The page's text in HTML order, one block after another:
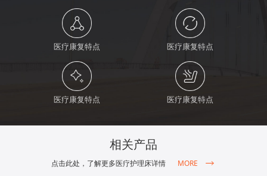
医疗康复特点 医疗康复特点
医疗康复特点 医疗康复特点
相关产品
点击此处，了解更多医疗护理床详情 MORE